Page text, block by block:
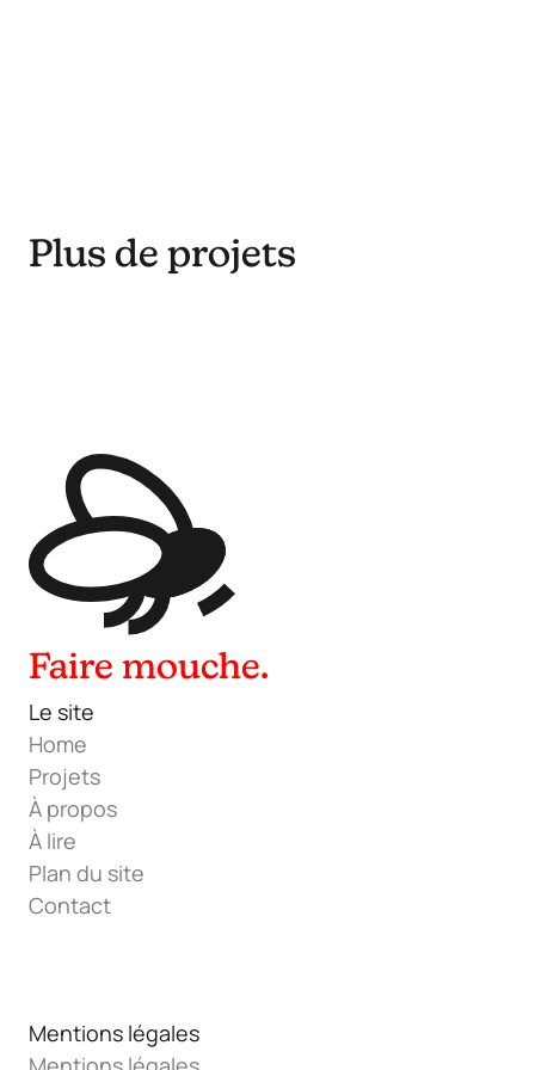
Plus de projets
Faire mouche.
Le site
Home
Projets
À propos
À lire
Plan du site
Contact
Mentions légales